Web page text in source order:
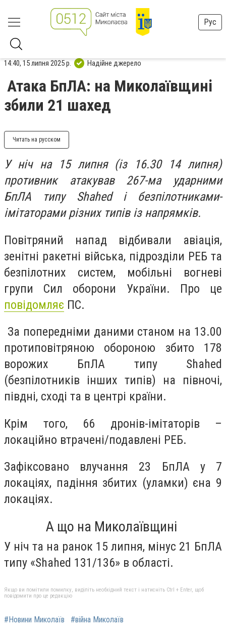
Рус
14:40, 15 липня 2025 р. Надійне джерело
Атака БпЛА: на Миколаївщині
збили 21 шахед
Читать на русском
У ніч на 15 липня (із 16.30 14 липня)
противник атакував 267-ма ударними
БпЛА типу Shahed і безпілотниками-
імітаторами різних типів із напрямків.
Повітряний напад відбивали авіація,
зенітні ракетні війська, підрозділи РЕБ та
безпілотних систем, мобільні вогневі
групи Сил оборони України. Про це
повідомляє ПС.
За попередніми даними станом на 13.00
протиповітряною обороною збито 178
ворожих БпЛА типу Shahed
(безпілотників інших типів) на півночі,
півдні, сході та в центрі країни.
Крім того, 66 дронів-імітаторів –
локаційно втрачені/подавлені РЕБ.
Зафіксовано влучання 23 БпЛА у 7
локаціях, падіння збитих (уламки) єна 9
локаціях.
А що на Миколаївщині
У ніч та на ранок 15 липня, мінус 21 БпЛА
типу «Shahed 131/136» в області.
Якщо ви помітили помилку, виділіть необхідний текст і натисніть Ctrl + Enter, щоб
повідомити про це редакцію
#Новини Миколаїв #війна Миколаїв